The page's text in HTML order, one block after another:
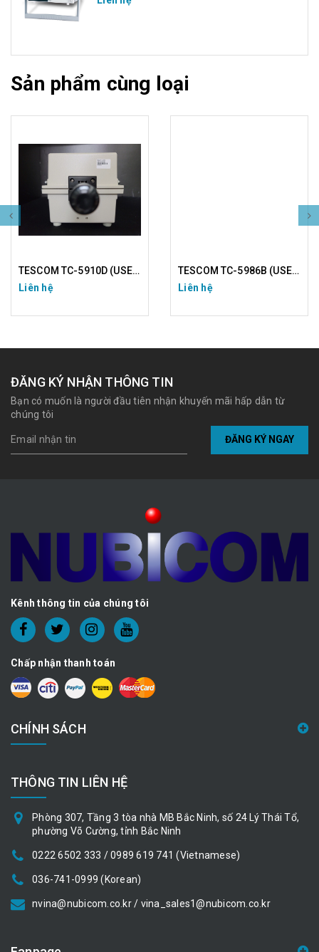
Sản phẩm cùng loại
TESCOM TC-5910D (USED)
Liên hệ
TESCOM TC-5986B (USED)
Liên hệ
ĐĂNG KÝ NHẬN THÔNG TIN
Bạn có muốn là người đầu tiên nhận khuyến mãi hấp dẫn từ
chúng tôi
ĐĂNG KÝ NGAY
Kênh thông tin của chúng tôi
Chấp nhận thanh toán
CHÍNH SÁCH
THÔNG TIN LIÊN HỆ
Phòng 307, Tầng 3 tòa nhà MB Bắc Ninh, số 24 Lý Thái Tổ,
phường Võ Cường, tỉnh Bắc Ninh
0222 6502 333 / 0989 619 741 (Vietnamese)
036-741-0999 (Korean)
nvina@nubicom.co.kr / vina_sales1@nubicom.co.kr